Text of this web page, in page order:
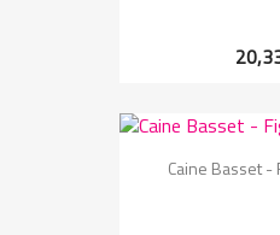
Caine Basset -